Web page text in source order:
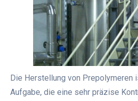
Die Herstellung von Prepolymeren
Aufgabe, die eine sehr präzise